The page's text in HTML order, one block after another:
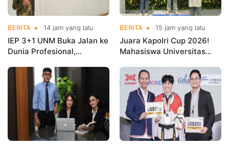
BERITA 14 jam yang lalu
IEP 3+1 UNM Buka Jalan ke
Dunia Profesional,
Kementerian Koperasi
BERITA 15 jam yang lalu
Juara Kapolri Cup 2026!
Mahasiswa Universitas
Nama Kampus di Kejurnas
Taekwondo